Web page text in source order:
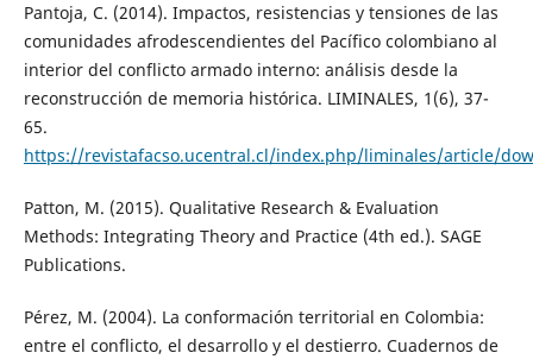
Pantoja, C. (2014). Impactos, resistencias y tensiones de las
comunidades afrodescendientes del Pacífico colombiano al
interior del conflicto armado interno: análisis desde la
reconstrucción de memoria histórica. LIMINALES, 1(6), 37-
65.
https://revistafacso.ucentral.cl/index.php/liminales/article/
Patton, M. (2015). Qualitative Research & Evaluation
Methods: Integrating Theory and Practice (4th ed.). SAGE
Publications.
Pérez, M. (2004). La conformación territorial en Colombia:
entre el conflicto, el desarrollo y el destierro. Cuadernos de